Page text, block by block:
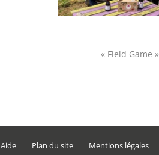
« Field Game »
Aide Plan du site Mentions légales